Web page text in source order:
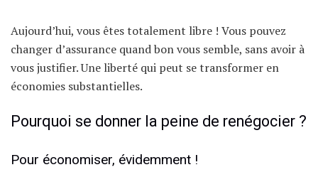
Aujourd’hui, vous êtes totalement libre ! Vous pouvez
changer d’assurance quand bon vous semble, sans avoir à
vous justifier. Une liberté qui peut se transformer en
économies substantielles.
Pourquoi se donner la peine de renégocier ?
Pour économiser, évidemment !